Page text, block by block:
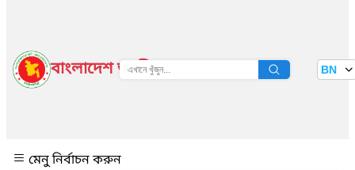
বাংলাদেশ জাতীয় তথ্য বাতায়ন BN
মেনু নির্বাচন করুন